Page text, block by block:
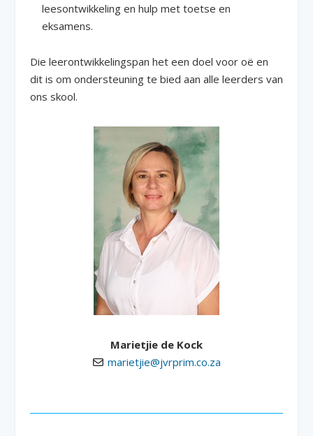
leesontwikkeling en hulp met toetse en
eksamens.
Die leerontwikkelingspan het een doel voor oë en
dit is om ondersteuning te bied aan alle leerders van
ons skool.
Marietjie de Kock
marietjie@jvrprim.co.za